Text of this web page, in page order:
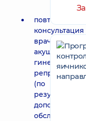
повторная
консультация
врача-
акушера-
гинеколога
(по
результатам
обследования);